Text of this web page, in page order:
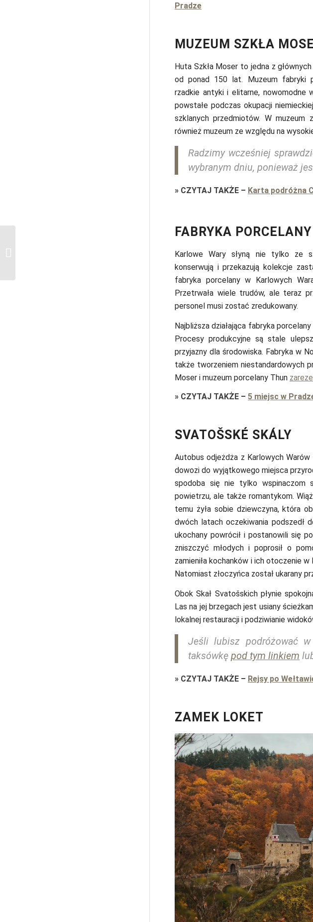
Pradze
MUZEUM SZKŁA
Huta Szkła Moser to jedna z
od ponad 150 lat. Muzeum fabryki
rzadkie antyki i elitarne, nowomodne
powstałe podczas okupacji
szklanych przedmiotów. W muzeum
również muzeum ze względu na
Radzimy wcześniej
wybranym dniu, ponieważ
» CZYTAJ TAKŻE – Karta podróżna
FABRYKA
Karlowe Wary słyną nie tylko ze
konserwują i przekazują kolekcje
fabryka porcelany w Karlowych
Przetrwała wiele trudów, ale teraz
personel musi zostać zredukowany.
Najbliższa działająca fabryka
Procesy produkcyjne są stale
przyjazny dla środowiska. Fabryka w
także tworzeniem niestandardowych
Moser i muzeum porcelany Thun
» CZYTAJ TAKŻE – 5 miejsc w
SVATOŠSKÉ SKÁLY
Autobus odjeżdża z Karlowych
dowozi do wyjątkowego miejsca
spodoba się nie tylko wspinaczom
powietrzu, ale także romantykom.
temu żyła sobie dziewczyna, która
dwóch latach oczekiwania podszedł
ukochany powrócił i postanowili się
zniszczyć młodych i poprosił o
zamieniła kochanków i ich otoczenie
Natomiast złoczyńca został ukarany
Obok Skał Svatošskich płynie
Las na jej brzegach jest usiany
lokalnej restauracji i podziwianie
Jeśli lubisz podróżować w
taksówkę pod tym linkiem
» CZYTAJ TAKŻE – Rejsy po
ZAMEK LOKET